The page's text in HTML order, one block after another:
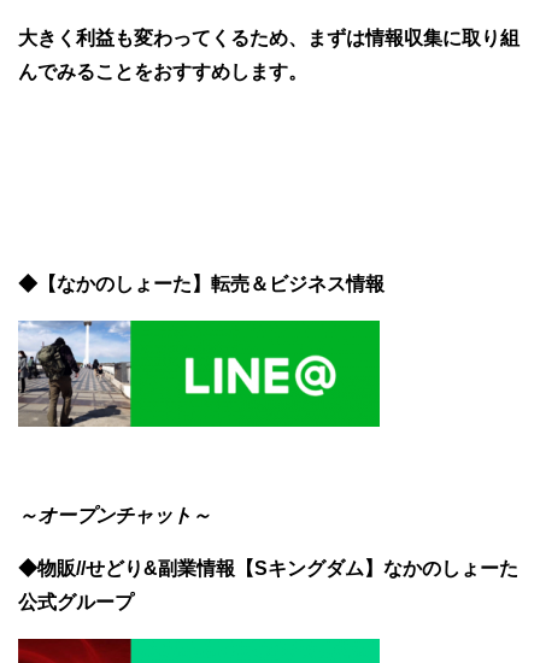
大きく利益も変わってくるため、まずは情報収集に取り組
んでみることをおすすめします。
◆【なかのしょーた】転売＆ビジネス情報
～オープンチャット～
◆物販//せどり&副業情報【Sキングダム】なかのしょーた
公式グループ